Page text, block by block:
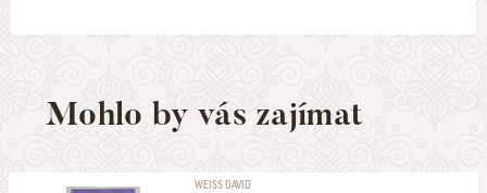
Mohlo by vás zajímat
WEISS DAVID